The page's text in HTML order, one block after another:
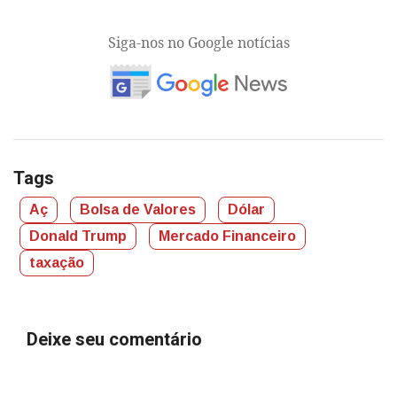
Siga-nos no Google notícias
Tags
Aç Bolsa de Valores
Dólar
Donald Trump
Mercado Financeiro
taxação
Deixe seu comentário